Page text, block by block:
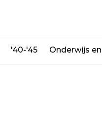
'40-'45 Onderwijs